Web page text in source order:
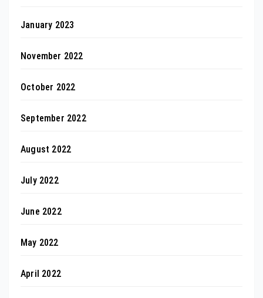
January 2023
November 2022
October 2022
September 2022
August 2022
July 2022
June 2022
May 2022
April 2022